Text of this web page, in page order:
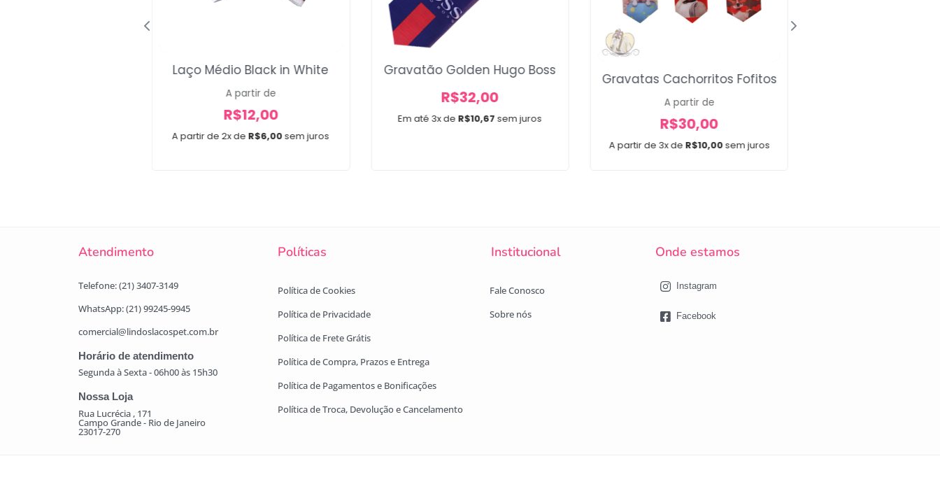
A partir de 2x de R$6,00sem juros
Laço Médio Black in White
A partir de
R$12,00 Em até 3x de R$10,67 sem juros
Gravatão Golden Hugo Boss
R$32,00
A partir de 3x de R$10,00sem juros
Gravatas Cachorritos Fofitos
A partir de
R$30,00
Atendimento Políticas Institucional Onde estamos
Telefone: (21) 3407-3149
WhatsApp: (21) 99245-9945
comercial@lindoslacospet.com.br
Horário de atendimento
Segunda à Sexta - 06h00 às 15h30
Nossa Loja
Rua Lucrécia , 171
Campo Grande - Rio de Janeiro
23017-270
Política de Cookies
Política de Privacidade
Política de Frete Grátis
Política de Compra, Prazos e Entrega
Política de Pagamentos e Bonificações
Política de Troca, Devolução e Cancelamento
Fale Conosco
Sobre nós
Instagram
Facebook